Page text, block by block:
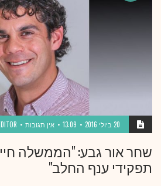
20 ביולי 2016 13:09 אין תגובות
שחר אור גבע: "הממשלה
תפקידי ענף החלב"